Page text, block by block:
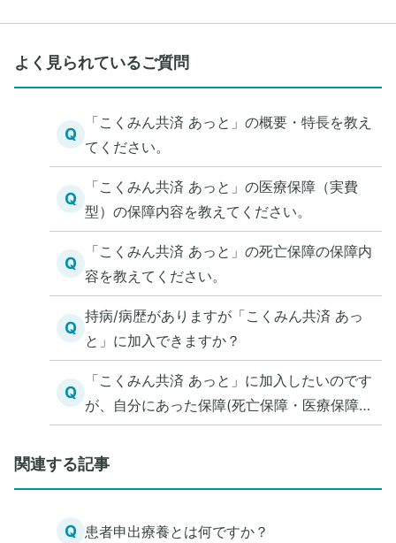
よく見られているご質問
Q
「こくみん共済 あっと」の概要・特長を教え
てください。
Q
「こくみん共済 あっと」の医療保障（実費
型）の保障内容を教えてください。
Q
「こくみん共済 あっと」の死亡保障の保障内
容を教えてください。
Q
持病/病歴がありますが「こくみん共済 あっ
と」に加入できますか？
Q
「こくみん共済 あっと」に加入したいのです
が、自分にあった保障(死亡保障・医療保障)
を知る方法を教えてください。
関連する記事
Q 患者申出療養とは何ですか？